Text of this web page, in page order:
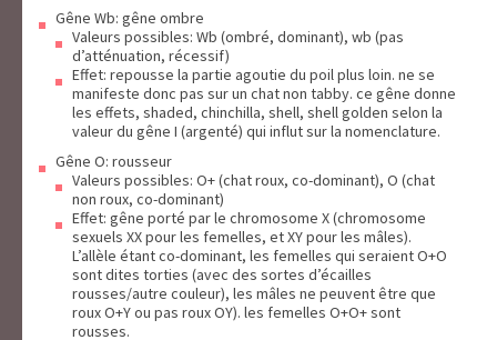
Gêne Wb: gêne ombre
Valeurs possibles: Wb (ombré, dominant), wb (pas
d’atténuation, récessif)
Effet: repousse la partie agoutie du poil plus loin. ne se
manifeste donc pas sur un chat non tabby. ce gêne donne
les effets, shaded, chinchilla, shell, shell golden selon la
valeur du gêne I (argenté) qui influt sur la nomenclature.
Gêne O: rousseur
Valeurs possibles: O+ (chat roux, co-dominant), O (chat
non roux, co-dominant)
Effet: gêne porté par le chromosome X (chromosome
sexuels XX pour les femelles, et XY pour les mâles).
L’allèle étant co-dominant, les femelles qui seraient O+O
sont dites torties (avec des sortes d’écailles
rousses/autre couleur), les mâles ne peuvent être que
roux O+Y ou pas roux OY). les femelles O+O+ sont
rousses.